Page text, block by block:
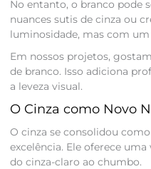
No entanto, o branco pode
nuances sutis de cinza ou
luminosidade, mas com
Em nossos projetos,
de branco. Isso adiciona
a leveza visual.
O Cinza como Novo
O cinza se consolidou
excelência. Ele oferece
do cinza-claro ao chumbo.